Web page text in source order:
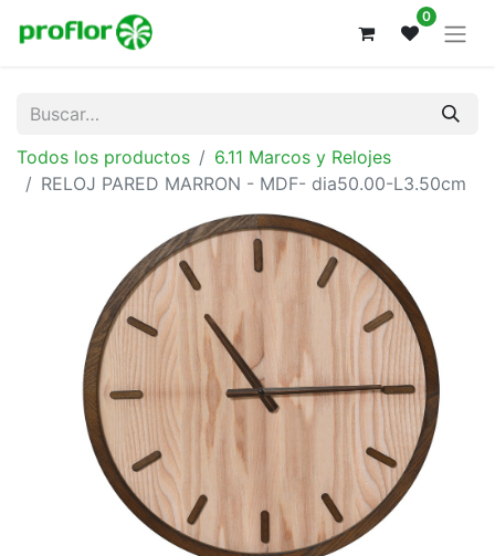
0
Todos los productos
6.11 Marcos y Relojes
RELOJ PARED MARRON - MDF- dia50.00-L3.50cm